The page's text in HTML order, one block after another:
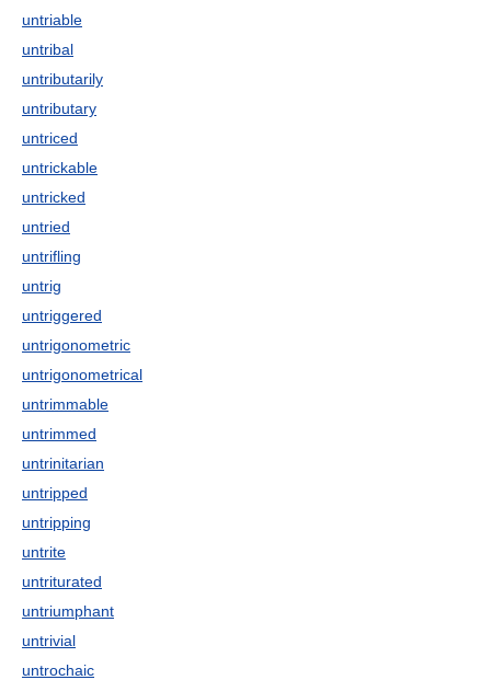
untriable
untribal
untributarily
untributary
untriced
untrickable
untricked
untried
untrifling
untrig
untriggered
untrigonometric
untrigonometrical
untrimmable
untrimmed
untrinitarian
untripped
untripping
untrite
untriturated
untriumphant
untrivial
untrochaic